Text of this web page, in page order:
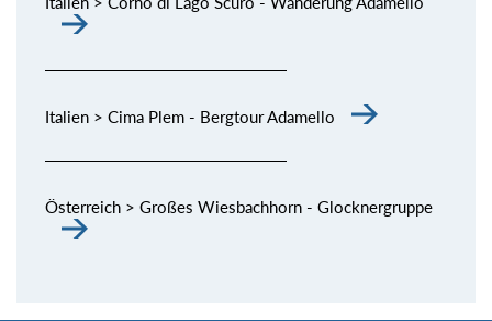
Italien > Cima Plem - Bergtour Adamello
Österreich > Großes Wiesbachhorn - Glocknergruppe